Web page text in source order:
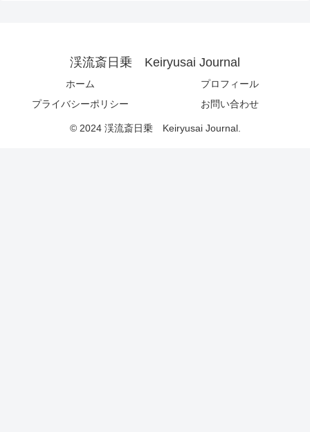
渓流斎日乗 Keiryusai Journal
ホーム
プロフィール
プライバシーポリシー
お問い合わせ
© 2024 渓流斎日乗 Keiryusai Journal.